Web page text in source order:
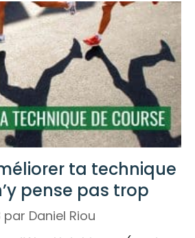
ta technique
pense pas trop
par Daniel Riou